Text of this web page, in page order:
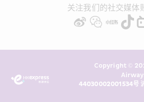
务历史记录进行直接市场营
悉在未经我的同意下，香港
的个人资料作直接营销和推
关注我们的社交媒体
Copyright ©
44030002001534号